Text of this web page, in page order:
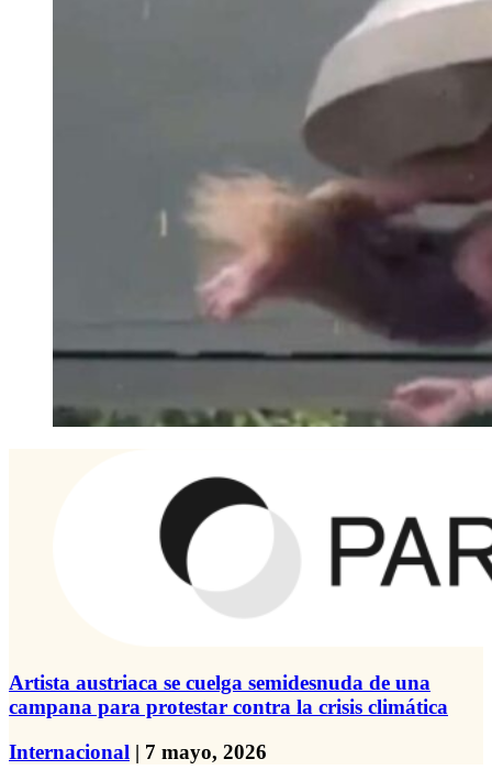
Artista austriaca se cuelga semidesnuda de una
campana para protestar contra la crisis climática
Internacional | 7 mayo, 2026